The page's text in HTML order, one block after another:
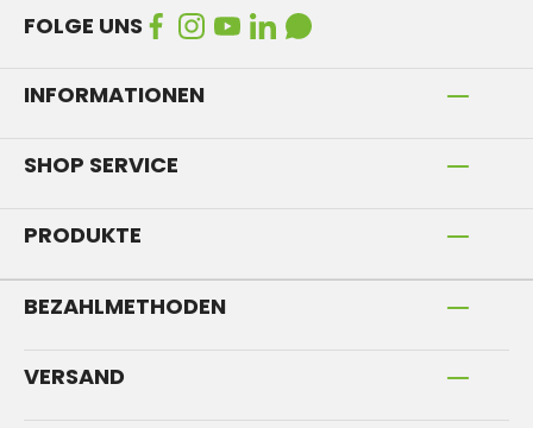
FOLGE UNS
INFORMATIONEN
SHOP SERVICE
PRODUKTE
BEZAHLMETHODEN
VERSAND